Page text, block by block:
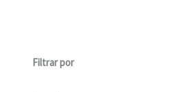
Filtrar por